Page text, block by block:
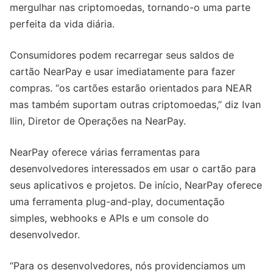
mergulhar nas criptomoedas, tornando-o uma parte
perfeita da vida diária.
Consumidores podem recarregar seus saldos de
cartão NearPay e usar imediatamente para fazer
compras. “os cartões estarão orientados para NEAR
mas também suportam outras criptomoedas,” diz Ivan
Ilin, Diretor de Operações na NearPay.
NearPay oferece várias ferramentas para
desenvolvedores interessados em usar o cartão para
seus aplicativos e projetos. De início, NearPay oferece
uma ferramenta plug-and-play, documentação
simples, webhooks e APIs e um console do
desenvolvedor.
“Para os desenvolvedores, nós providenciamos um